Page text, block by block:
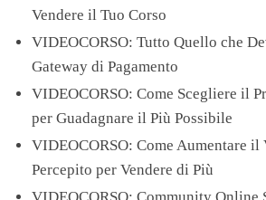
Vendere il Tuo Corso
VIDEOCORSO: Tutto Quello che
Gateway di Pagamento
VIDEOCORSO: Come Scegliere il
per Guadagnare il Più Possibile
VIDEOCORSO: Come Aumentare il
Percepito per Vendere di Più